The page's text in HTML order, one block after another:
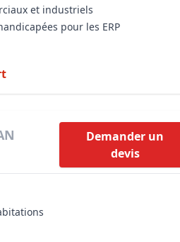
et industriels
pour les ERP
Demander un
devis